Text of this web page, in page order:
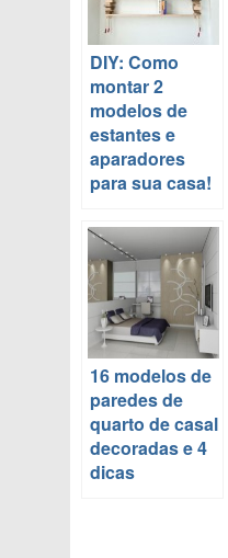
DIY: Como
montar 2
modelos de
estantes e
aparadores
para sua casa!
16 modelos de
paredes de
quarto de casal
decoradas e 4
dicas